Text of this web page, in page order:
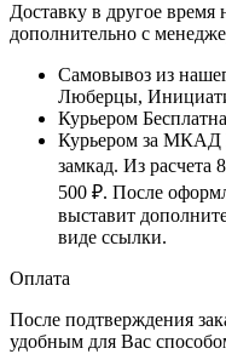
Доставку в другое время
дополнительно с
Самовывоз из
Люберцы,
Курьером
Курьером за МКАД
замкад. Из расчета
500 ₽. После
выставит
виде ссылки.
Оплата
После подтверждения
удобным для Вас